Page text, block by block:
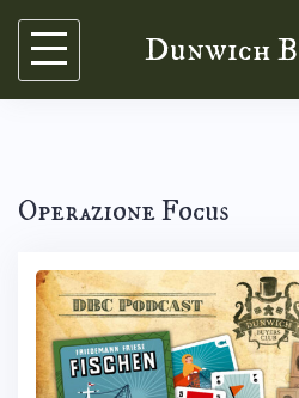
Skip
content
Dunwich
Operazione Focus